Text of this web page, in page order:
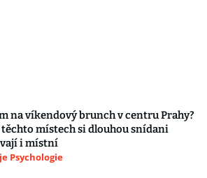
na víkendový brunch v centru Prahy?
těchto místech si dlouhou snídani
i místní
Psychologie